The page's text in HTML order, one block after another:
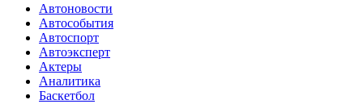
Автоновости
Автособытия
Автоспорт
Автоэксперт
Актеры
Аналитика
Баскетбол